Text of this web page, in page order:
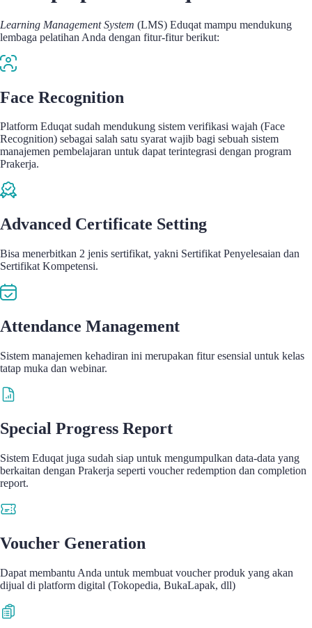
Learning Management System (LMS) Eduqat mampu mendukung
lembaga pelatihan Anda dengan fitur-fitur berikut:
Face Recognition
Platform Eduqat sudah mendukung sistem verifikasi wajah (Face
Recognition) sebagai salah satu syarat wajib bagi sebuah sistem
manajemen pembelajaran untuk dapat terintegrasi dengan program
Prakerja.
Advanced Certificate Setting
Bisa menerbitkan 2 jenis sertifikat, yakni Sertifikat Penyelesaian dan
Sertifikat Kompetensi.
Attendance Management
Sistem manajemen kehadiran ini merupakan fitur esensial untuk kelas
tatap muka dan webinar.
Special Progress Report
Sistem Eduqat juga sudah siap untuk mengumpulkan data-data yang
berkaitan dengan Prakerja seperti voucher redemption dan completion
report.
Voucher Generation
Dapat membantu Anda untuk membuat voucher produk yang akan
dijual di platform digital (Tokopedia, BukaLapak, dll)